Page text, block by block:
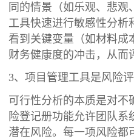
同的情景（如乐观、悲观
工具快速进行敏感性分析
看到关键变量（如材料成
财务健康度的冲击，从而
3、项目管理工具是风险
可行性分析的本质是对不
险登记册功能允许团队系
潜在风险。每一项风险都